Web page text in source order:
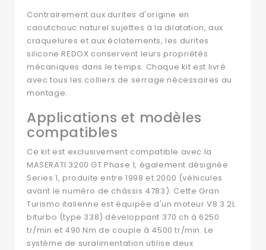
Contrairement aux durites d'origine en
caoutchouc naturel sujettes à la dilatation, aux
craquelures et aux éclatements, les durites
silicone REDOX conservent leurs propriétés
mécaniques dans le temps. Chaque kit est livré
avec tous les colliers de serrage nécessaires au
montage.
Applications et modèles
compatibles
Ce kit est exclusivement compatible avec la
MASERATI 3200 GT Phase 1, également désignée
Series 1, produite entre 1998 et 2000 (véhicules
avant le numéro de châssis 4783). Cette Gran
Turismo italienne est équipée d'un moteur V8 3.2L
biturbo (type 338) développant 370 ch à 6250
tr/min et 490 Nm de couple à 4500 tr/min. Le
système de suralimentation utilise deux